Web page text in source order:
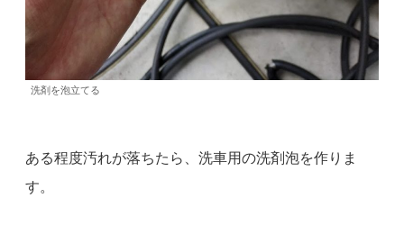
洗剤を泡立てる
ある程度汚れが落ちたら、洗車用の洗剤泡を作りま
す。